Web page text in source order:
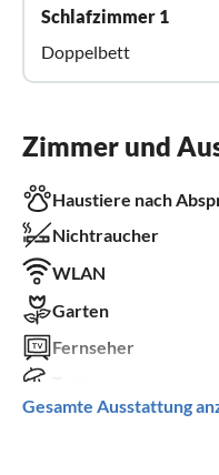
Schlafzimmer 1
Doppelbett
Zimmer und
Haustiere nach
Nichtraucher
WLAN
Garten
Fernseher
Spülmaschine
Gesamte Ausstattung